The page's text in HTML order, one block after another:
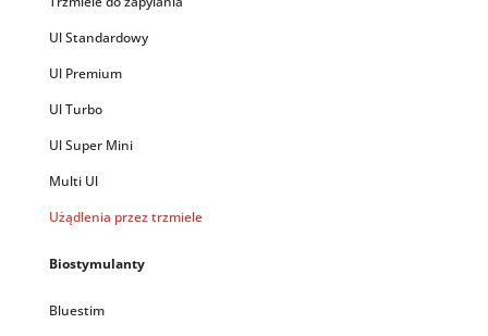
Ul Standardowy
Ul Premium
Ul Turbo
Ul Super Mini
Multi Ul
Użądlenia przez trzmiele
Biostymulanty
Bluestim